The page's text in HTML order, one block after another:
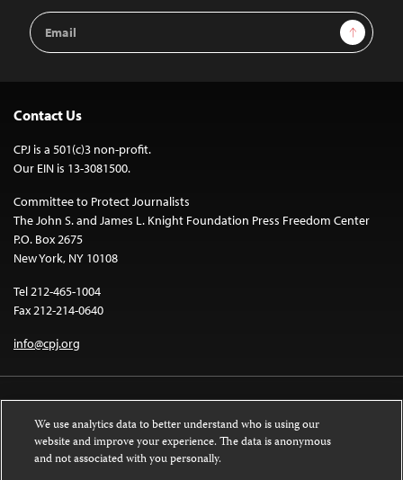
Email
Address
Sign Up
Contact Us
CPJ is a 501(c)3 non-profit.
Our EIN is 13-3081500.
Committee to Protect Journalists
The John S. and James L. Knight Foundation Press Freedom Center
P.O. Box 2675
New York, NY 10108
Tel 212-465-1004
Fax 212-214-0640
info@cpj.org
Except where noted, text on this website is licensed under a
We use analytics data to better understand who is using our
website and improve your experience. The data is anonymous
and not associated with you personally.